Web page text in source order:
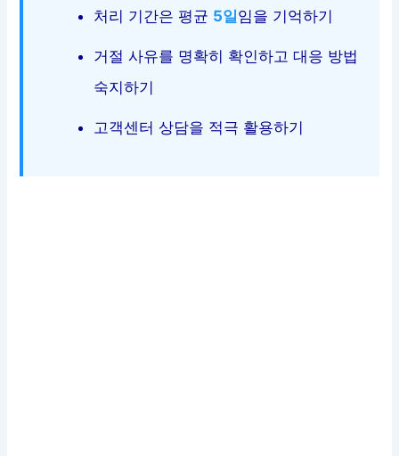
처리 기간은 평균 5일임을 기억하기
거절 사유를 명확히 확인하고 대응 방법
숙지하기
고객센터 상담을 적극 활용하기